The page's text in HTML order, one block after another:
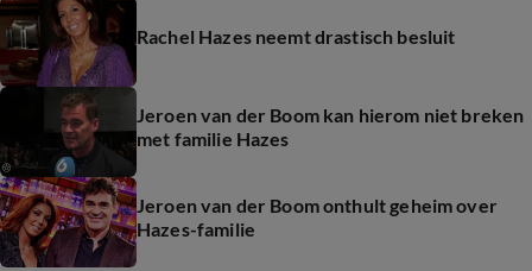
Rachel Hazes neemt drastisch besluit
Jeroen van der Boom kan hierom niet breken
met familie Hazes
Jeroen van der Boom onthult geheim over
Hazes-familie